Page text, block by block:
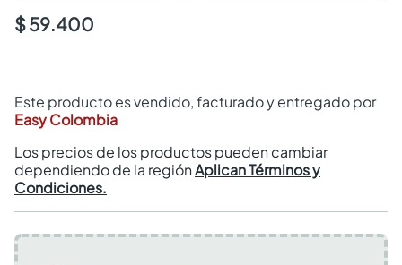
$ 59.400
Este producto es vendido, facturado y entregado por
Easy Colombia
Los precios de los productos pueden cambiar
dependiendo de la regiónAplican Términos y
Condiciones.